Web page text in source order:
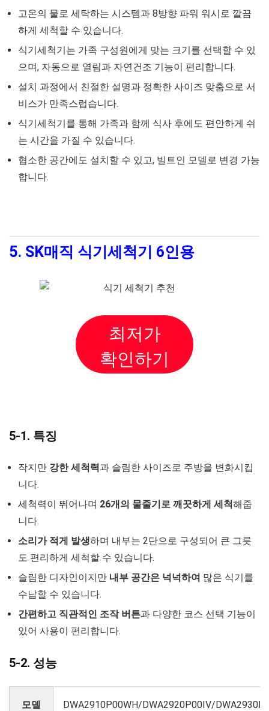
고온의 물로 세탁하는 시스템과 8방향 파워 워시로 깔끔
하게 세척할 수 있습니다.
식기세척기는 가족 구성원에게 맞는 크기를 선택할 수 있
으며, 자동으로 열림과 자연건조 기능이 편리합니다.
설치 과정에서 친절한 설명과 정확한 사이즈 맞춤으로 서
비스가 만족스럽습니다.
식기세척기를 통해 가족과 함께 식사 후에도 편안하게 쉬
는 시간을 가질 수 있습니다.
협소한 공간에도 설치할 수 있고, 빌트인 모델로 변경 가능
합니다.
5. SK매직 식기세척기 6인용
최저가
확인하기
5-1. 특징
작지만 강한 세척력과 슬림한 사이즈로 주방을 변화시킵
니다.
세척력이 뛰어나며 26개의 물줄기로 깨끗하게 세척해줍
니다.
소리가 적게 발생하며 내부는 2단으로 구성되어 큰 그릇
도 편리하게 세척할 수 있습니다.
슬림한 디자인이지만 내부 공간은 넉넉하여 많은 식기를
수납할 수 있습니다.
간편하고 직관적인 조작 버튼과 다양한 코스 선택 기능이
있어 사용이 편리합니다.
5-2. 성능
모델
DWA2910P00WH/DWA2920P00IV/